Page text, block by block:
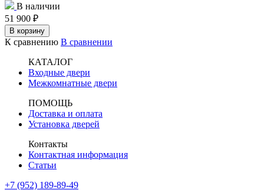
В наличии
51 900 ₽
В корзину
К сравнению В сравнении
КАТАЛОГ
Входные двери
Межкомнатные двери
ПОМОЩЬ
Доставка и оплата
Установка дверей
Контакты
Контактная информация
Статьи
+7 (952) 189-89-49